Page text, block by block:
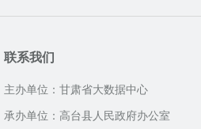
联系我们
主办单位：甘肃省大数据中心
承办单位：高台县人民政府办公室